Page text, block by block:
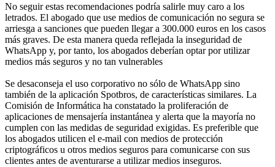
No seguir estas recomendaciones podría salirle muy caro a los
letrados. El abogado que use medios de comunicación no segura se
arriesga a sanciones que pueden llegar a 300.000 euros en los casos
más graves. De esta manera queda reflejada la inseguridad de
WhatsApp y, por tanto, los abogados deberían optar por utilizar
medios más seguros y no tan vulnerables
Se desaconseja el uso corporativo no sólo de WhatsApp sino
también de la aplicación Spotbros, de características similares. La
Comisión de Informática ha constatado la proliferación de
aplicaciones de mensajería instantánea y alerta que la mayoría no
cumplen con las medidas de seguridad exigidas. Es preferible que
los abogados utilicen el e-mail con medios de protección
criptográficos u otros medios seguros para comunicarse con sus
clientes antes de aventurarse a utilizar medios inseguros.